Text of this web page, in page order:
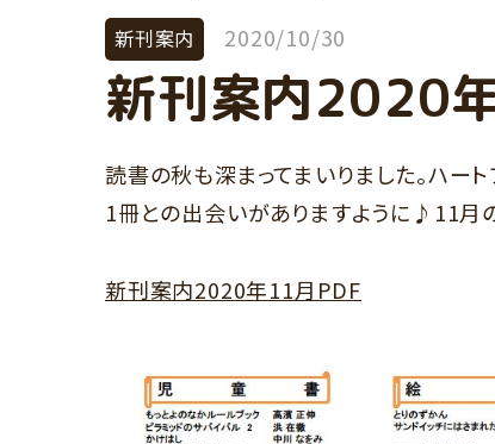
新刊案内 2020/10/30
新刊案内2020
読書の秋も深まってまいりました。ハー
1冊との出会いがありますように♪11月
新刊案内2020年11月PDF